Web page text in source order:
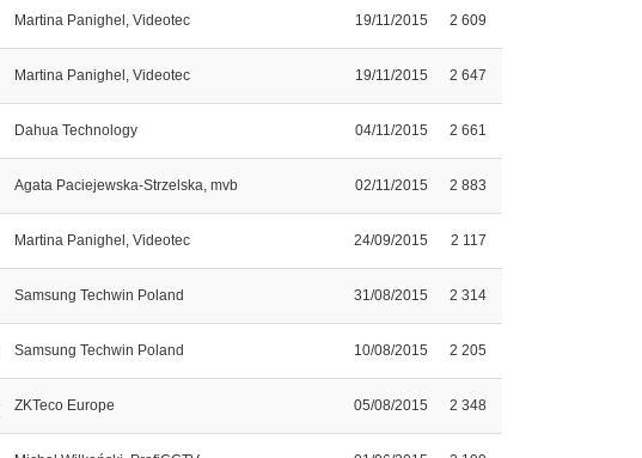
Martina Panighel, Videotec 19/11/2015 2 609
Martina Panighel, Videotec 19/11/2015 2 647
Dahua Technology 04/11/2015 2 661
Agata Paciejewska-Strzelska, mvb 02/11/2015 2 883
Martina Panighel, Videotec 24/09/2015 2 117
Samsung Techwin Poland 31/08/2015 2 314
Samsung Techwin Poland 10/08/2015 2 205
ZKTeco Europe 05/08/2015 2 348